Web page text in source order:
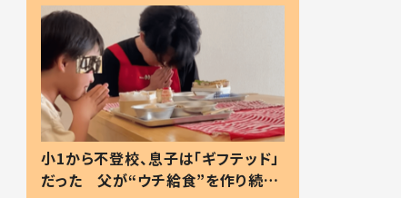
小1から不登校、息子は「ギフテッド」
だった 父が“ウチ給食”を作り続け